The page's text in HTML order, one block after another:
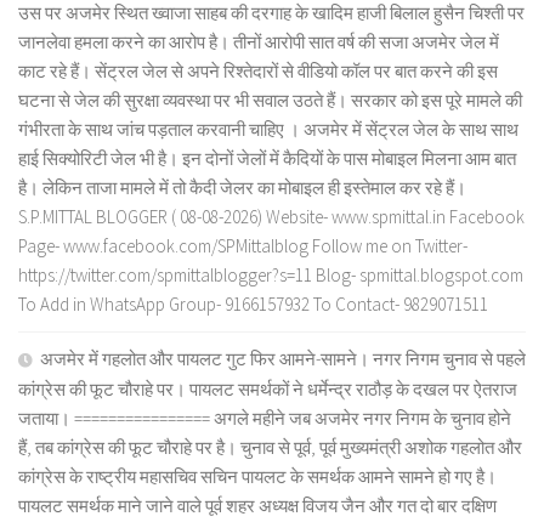
उस पर अजमेर स्थित ख्वाजा साहब की दरगाह के खादिम हाजी बिलाल हुसैन चिश्ती पर
जानलेवा हमला करने का आरोप है। तीनों आरोपी सात वर्ष की सजा अजमेर जेल में
काट रहे हैं। सेंट्रल जेल से अपने रिश्तेदारों से वीडियो कॉल पर बात करने की इस
घटना से जेल की सुरक्षा व्यवस्था पर भी सवाल उठते हैं। सरकार को इस पूरे मामले की
गंभीरता के साथ जांच पड़ताल करवानी चाहिए । अजमेर में सेंट्रल जेल के साथ साथ
हाई सिक्योरिटी जेल भी है। इन दोनों जेलों में कैदियों के पास मोबाइल मिलना आम बात
है। लेकिन ताजा मामले में तो कैदी जेलर का मोबाइल ही इस्तेमाल कर रहे हैं।
S.P.MITTAL BLOGGER ( 08-08-2026) Website- www.spmittal.in Facebook
Page- www.facebook.com/SPMittalblog Follow me on Twitter-
https://twitter.com/spmittalblogger?s=11 Blog- spmittal.blogspot.com
To Add in WhatsApp Group- 9166157932 To Contact- 9829071511
अजमेर में गहलोत और पायलट गुट फिर आमने-सामने। नगर निगम चुनाव से पहले
कांग्रेस की फूट चौराहे पर। पायलट समर्थकों ने धर्मेन्द्र राठौड़ के दखल पर ऐतराज
जताया। ================ अगले महीने जब अजमेर नगर निगम के चुनाव होने
हैं, तब कांग्रेस की फूट चौराहे पर है। चुनाव से पूर्व, पूर्व मुख्यमंत्री अशोक गहलोत और
कांग्रेस के राष्ट्रीय महासचिव सचिन पायलट के समर्थक आमने सामने हो गए है।
पायलट समर्थक माने जाने वाले पूर्व शहर अध्यक्ष विजय जैन और गत दो बार दक्षिण